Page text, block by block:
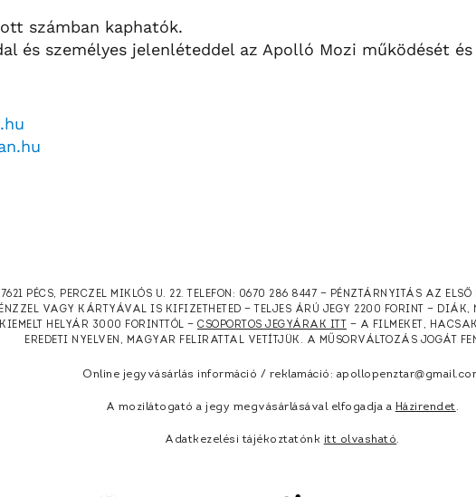
számban kaphatók.
és személyes jelenléteddel az Apolló Mozi működését
PÉCS, PERCZEL MIKLÓS U. 22. TELEFON: 0670 286 8447 — PÉNZTÁRNYITÁS AZ
VAGY KÁRTYÁVAL IS KIFIZETHETED — TELJES ÁRÚ JEGY 2200 FORINT — DIÁK,
HELYÁR 3000 FORINTTÓL — CSOPORTOS JEGYÁRAK ITT
— A FILMEKET,
EREDETI NYELVEN, MAGYAR FELIRATTAL VETÍTJÜK. A MŰSORVÁLTOZÁS JOGÁT
Online jegyvásárlás információ / reklamáció:
A mozilátogató a jegy megvásárlásával elfogadja a Házirendet.
Adatkezelési tájékoztatónk itt olvasható.